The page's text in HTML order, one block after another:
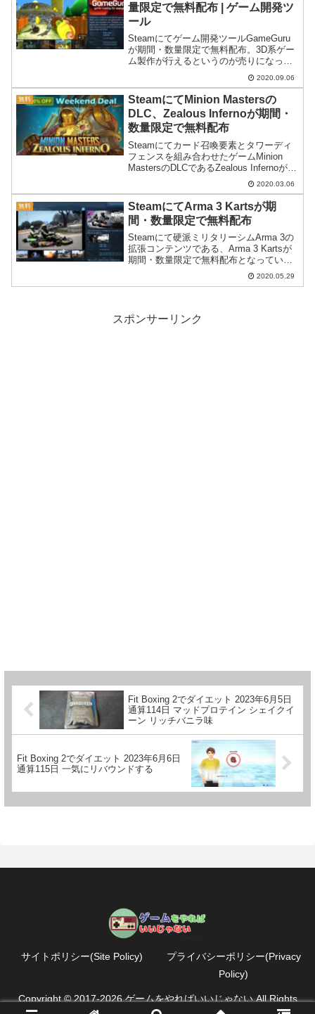
量限定で無料配布 | ゲーム開発ツ
ール
Steamにてゲーム開発ツールGameGuru
が期間・数量限定で無料配布。3D系ゲー
ム製作が行えるというのが売りになって
2020.09.06
無料
SteamにてMinion Mastersの
DLC、Zealous Infernoが期間・
数量限定で無料配布
Steamにてカード召喚要素とタワーディ
フェンスを組み合わせたゲームMinion
MastersのDLCであるZealous Infernoが期
間限定で配布中。ベースゲームのMinion
Masters自体はフリープレイなのですぐに
遊べます。
2020.03.06
無料
SteamにてArma 3 Kartsが期
間・数量限定で無料配布
Steamにて硬派ミリタリーシムArma 3の
拡張コンテンツである、Arma 3 Kartsが
期間・数量限定で無料配布となっていま
2020.05.29
スポンサーリンク
Fit Boxing 2でダイエット 2023年6月5日
通算114日 マッドプロテイン シェイクイ
ーン リッチバニラ味
Fit Boxing 2でダイエット 2023年6月6日
通算115日 一気にリバウンドする
サイトポリシー(Site Policy)
プライバシーポリシー(Privacy
Policy)
Copyright © 2017-2026 ゲームをやればいいじゃない All Rights